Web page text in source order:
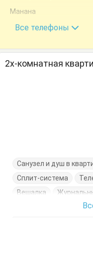
Манана
+7 (940) 997-
Все телефоны
2х-комнатная
Санузел и душ в
Сплит-система
Вешалка
Кровать двуспальная